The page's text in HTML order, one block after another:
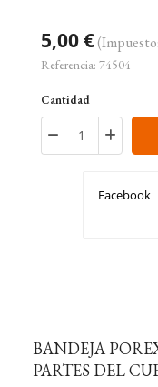
5,00 €
Referencia: 74504
Cantidad
Facebook
BANDEJA
PARTES DEL